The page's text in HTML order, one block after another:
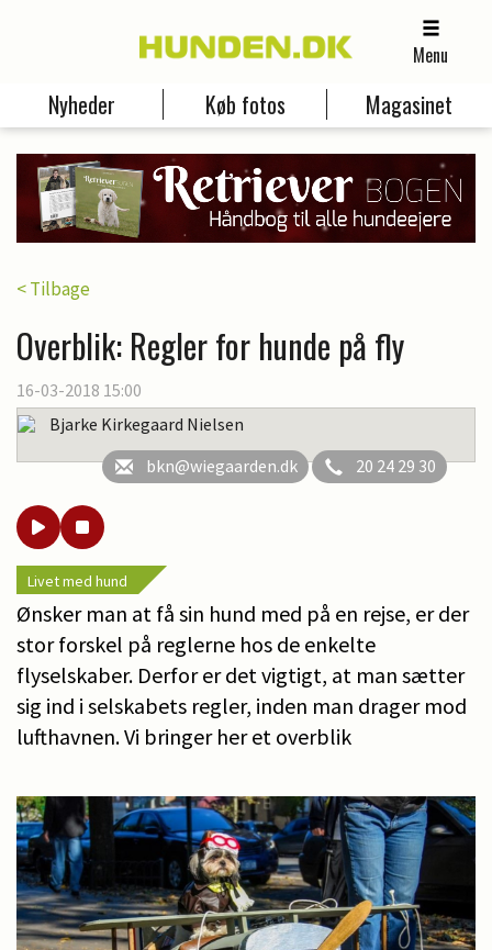
Menu
Nyheder Køb fotos Magasinet
< Tilbage
Overblik: Regler for hunde på fly
16-03-2018 15:00
Bjarke Kirkegaard Nielsen
bkn@wiegaarden.dk
20 24 29 30
Livet med hund
Ønsker man at få sin hund med på en rejse, er der
stor forskel på reglerne hos de enkelte
flyselskaber. Derfor er det vigtigt, at man sætter
sig ind i selskabets regler, inden man drager mod
lufthavnen. Vi bringer her et overblik